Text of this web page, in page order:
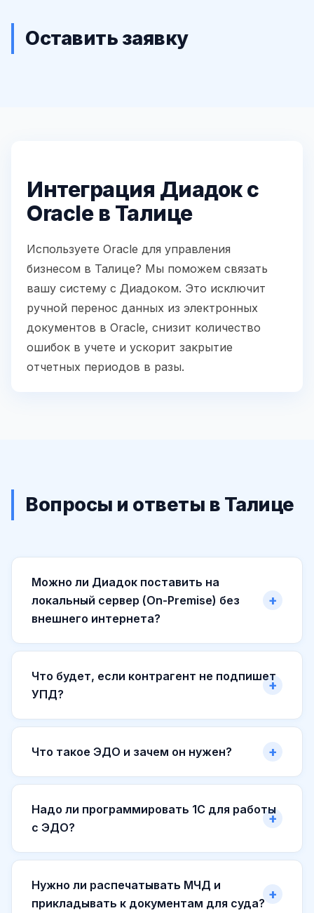
Оставить заявку
Интеграция Диадок с
Oracle в Талице
Используете Oracle для управления
бизнесом в Талице? Мы поможем связать
вашу систему с Диадоком. Это исключит
ручной перенос данных из электронных
документов в Oracle, снизит количество
ошибок в учете и ускорит закрытие
отчетных периодов в разы.
Вопросы и ответы в Талице
Можно ли Диадок поставить на
локальный сервер (On-Premise) без
внешнего интернета?
Что будет, если контрагент не подпишет
УПД?
Что такое ЭДО и зачем он нужен?
Надо ли программировать 1С для работы
с ЭДО?
Нужно ли распечатывать МЧД и
прикладывать к документам для суда?